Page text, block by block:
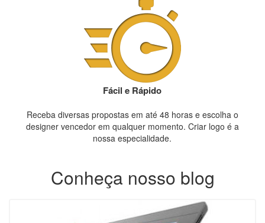
Fácil e Rápido
Receba diversas propostas em até 48 horas e escolha o
designer vencedor em qualquer momento. Criar logo é a
nossa especialidade.
Conheça nosso blog